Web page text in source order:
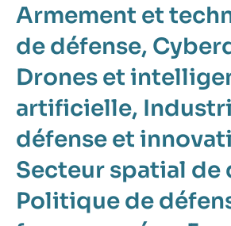
Armement et
de défense
Drones et
artificielle
défense et
Secteur spatial de
Politique de